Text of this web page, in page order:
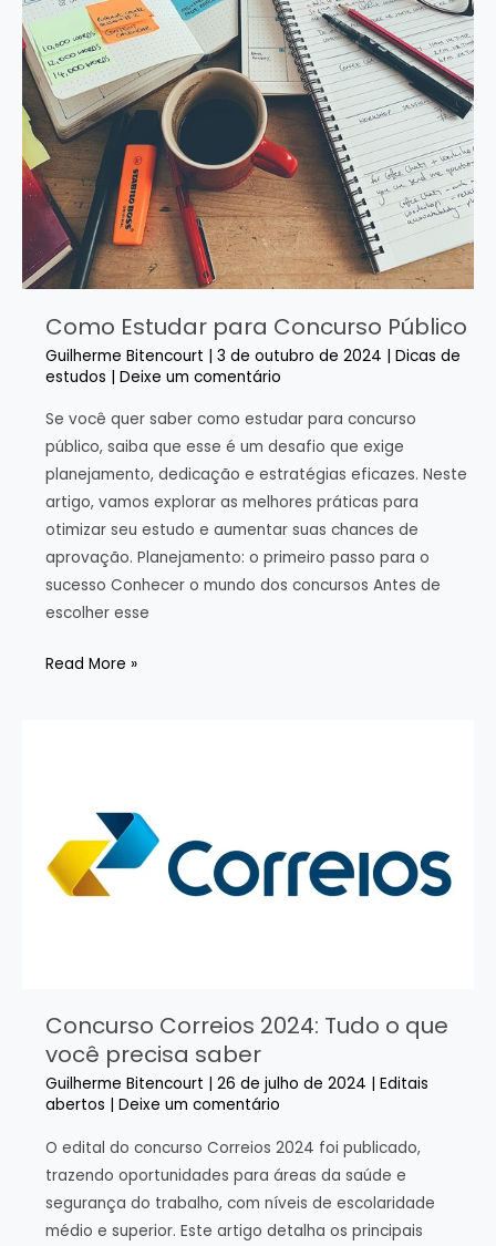
Como Estudar para Concurso Público
Guilherme Bitencourt | 3 de outubro de 2024 | Dicas de
estudos | Deixe um comentário
Se você quer saber como estudar para concurso
público, saiba que esse é um desafio que exige
planejamento, dedicação e estratégias eficazes. Neste
artigo, vamos explorar as melhores práticas para
otimizar seu estudo e aumentar suas chances de
aprovação. Planejamento: o primeiro passo para o
sucesso Conhecer o mundo dos concursos Antes de
escolher esse
Como
Read More »
Concurso Correios 2024: Tudo o que
você precisa saber
Guilherme Bitencourt 26 de julho de 2024
Editais
abertos
Deixe um comentário
O edital do concurso Correios 2024 foi publicado,
trazendo oportunidades para áreas da saúde e
segurança do trabalho, com níveis de escolaridade
médio e superior. Este artigo detalha os principais